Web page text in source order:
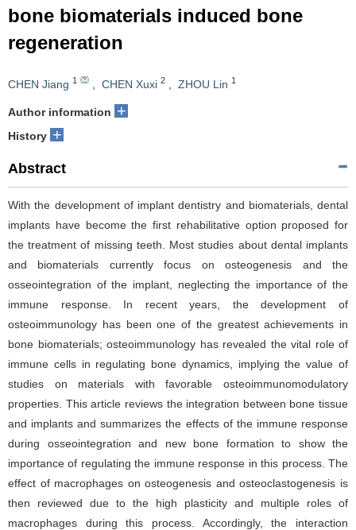
bone biomaterials induced bone
regeneration
CHEN Jiang 1 CHEN Xuxi 2 ZHOU Lin 1
Author information +
History +
Abstract
With the development of implant dentistry and biomaterials, dental
implants have become the first rehabilitative option proposed for
the treatment of missing teeth. Most studies about dental implants
and biomaterials currently focus on osteogenesis and the
osseointegration of the implant, neglecting the importance of the
immune response. In recent years, the development of
osteoimmunology has been one of the greatest achievements in
bone biomaterials; osteoimmunology has revealed the vital role of
immune cells in regulating bone dynamics, implying the value of
studies on materials with favorable osteoimmunomodulatory
properties. This article reviews the integration between bone tissue
and implants and summarizes the effects of the immune response
during osseointegration and new bone formation to show the
importance of regulating the immune response in this process. The
effect of macrophages on osteogenesis and osteoclastogenesis is
then reviewed due to the high plasticity and multiple roles of
macrophages during this process. Accordingly, the interaction